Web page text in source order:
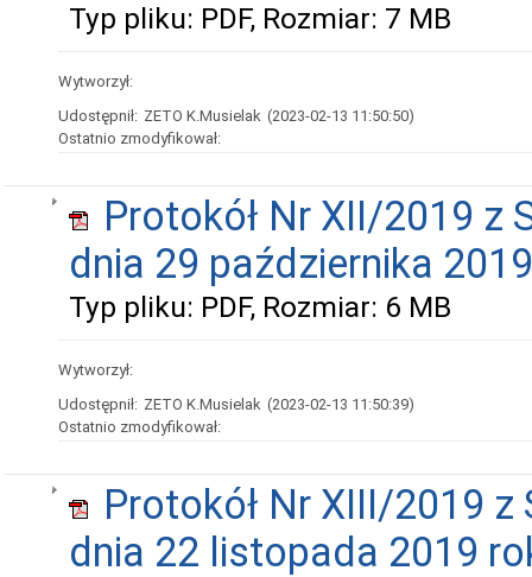
Typ pliku: PDF, Rozmiar: 7 MB
Wytworzył:
Udostępnił: ZETO K.Musielak (2023-02-13 11:50:50)
Ostatnio zmodyfikował:
Protokół Nr XII/2019 z
dnia 29 października
Typ pliku: PDF, Rozmiar: 6 MB
Wytworzył:
Udostępnił: ZETO K.Musielak (2023-02-13 11:50:39)
Ostatnio zmodyfikował:
Protokół Nr XIII/2019
dnia 22 listopada 2019